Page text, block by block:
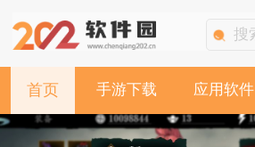
首页 手游下载 应用软件